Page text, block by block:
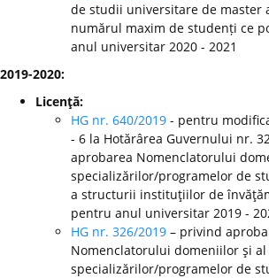
de studii universitare de master
numărul maxim de studenți ce
anul universitar 2020 - 2021
2019-2020:
Licenţă:
HG nr. 640/2019 - pentru
- 6 la Hotărârea Guvernului nr.
aprobarea Nomenclatorului
specializărilor/programelor de
a structurii instituţiilor de
pentru anul universitar 2019 -
HG nr. 326/2019 – privind
Nomenclatorului domeniilor şi al
specializărilor/programelor de